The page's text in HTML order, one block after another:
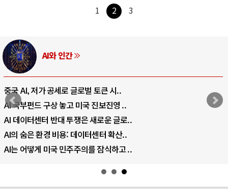
1 2 3
AI와 인간
중국 AI, 저가 공세로 글로벌 토큰 시..
AI 국부펀드 구상 놓고 미국 진보진영 ..
AI 데이터센터 반대 투쟁은 새로운 글로..
AI의 숨은 환경 비용: 데이터센터 확산..
AI는 어떻게 미국 민주주의를 잠식하고 ..